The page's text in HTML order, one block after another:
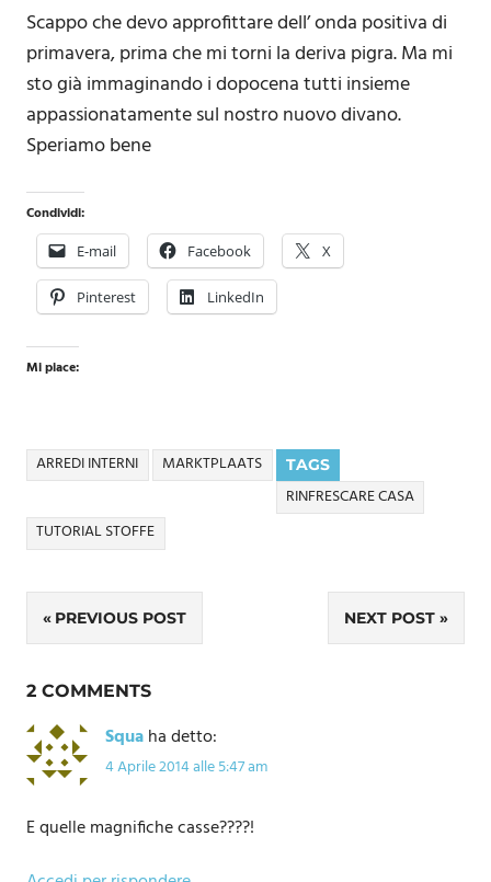
Scappo che devo approfittare dell’ onda positiva di
primavera, prima che mi torni la deriva pigra. Ma mi
sto già immaginando i dopocena tutti insieme
appassionatamente sul nostro nuovo divano.
Speriamo bene
Condividi:
E-mail Facebook X
Pinterest LinkedIn
Mi piace:
TAGS
ARREDI INTERNI
MARKTPLAATS
RINFRESCARE CASA
TUTORIAL STOFFE
Navigazione
articoli
PREVIOUS POST NEXT POST
2 COMMENTS
Squaha detto:
4 Aprile 2014 alle 5:47 am
E quelle magnifiche casse????!